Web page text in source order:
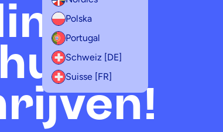
Polska
Portugal
Schweiz [DE]
Suisse [FR]